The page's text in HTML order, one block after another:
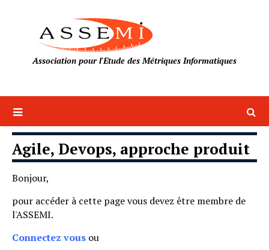
Association pour l'Etude des Métriques Informatiques
Agile, Devops, approche produit
Bonjour,
pour accéder à cette page vous devez être membre de
l'ASSEMI.
Connectez vous ou